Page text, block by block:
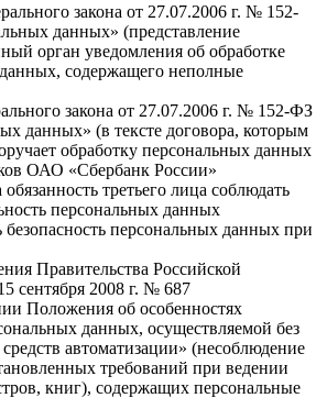
закона от 27.07.2006 г. № 152-
данных» (представление
орган уведомления об обработке
содержащего неполные
закона от 27.07.2006 г. № 152-ФЗ
данных» (в тексте договора, которым
обработку персональных данных
ОАО «Сбербанк России»
третьего лица соблюдать
персональных данных
безопасность персональных данных при
Правительства Российской
сентября 2008 г. № 687
Положения об особенностях
данных, осуществляемой без
автоматизации» (несоблюдение
требований при ведении
книг), содержащих персональные